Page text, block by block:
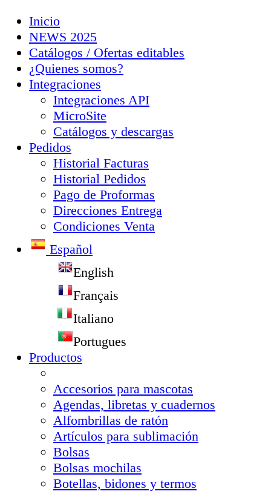
Inicio
NEWS 2025
Catálogos / Ofertas editables
¿Quienes somos?
Integraciones
Integraciones API
MicroSite
Catálogos y descargas
Pedidos
Historial Facturas
Historial Pedidos
Pago de Proformas
Direcciones Entrega
Condiciones Venta
Español
English
Français
Italiano
Portugues
Productos
Accesorios para mascotas
Agendas, libretas y cuadernos
Alfombrillas de ratón
Artículos para sublimación
Bolsas
Bolsas mochilas
Botellas, bidones y termos